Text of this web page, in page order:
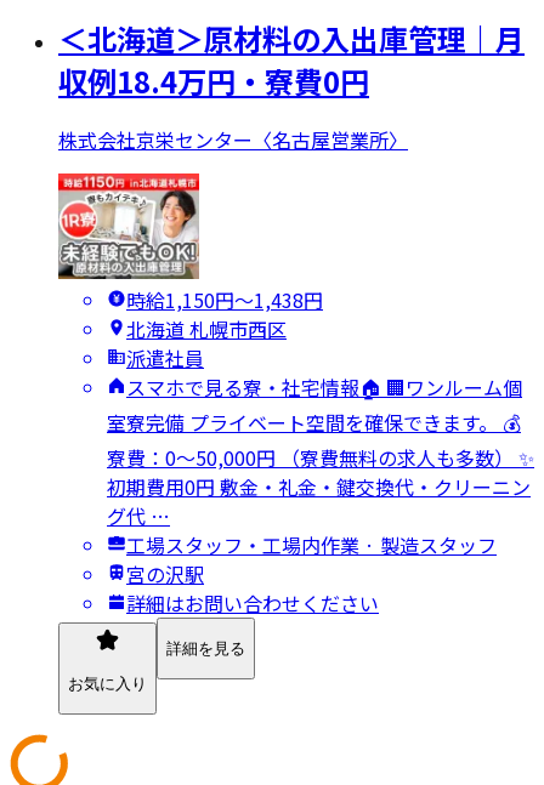
＜北海道＞原材料の入出庫管理｜月
収例18.4万円・寮費0円
株式会社京栄センター〈名古屋営業所〉
時給1,150円〜1,438円
北海道 札幌市西区
派遣社員
スマホで見る寮・社宅情報🏠 🏢ワンルーム個
室寮完備 プライベート空間を確保できます。 💰
寮費：0～50,000円 （寮費無料の求人も多数） ✨
初期費用0円 敷金・礼金・鍵交換代・クリーニン
グ代 …
工場スタッフ・工場内作業 · 製造スタッフ
宮の沢駅
詳細はお問い合わせください
お気に入り
詳細を見る